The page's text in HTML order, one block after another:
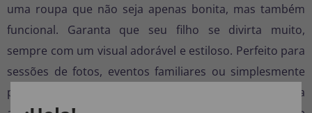
uma roupa que não seja apenas bonita, mas também
funcional. Garanta que seu filho se divirta muito,
sempre com um visual adorável e estiloso. Perfeito para
sessões de fotos, eventos familiares ou simplesmente
para aproveitar a magia das comemorações. Não perca